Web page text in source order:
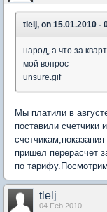
tlelj, on 15.01.2010 -
народ, а что за
мой вопрос
unsure.gif
Мы платили в
поставили счетчики
пришел перерасчет
по
tlelj
04 Feb 2010